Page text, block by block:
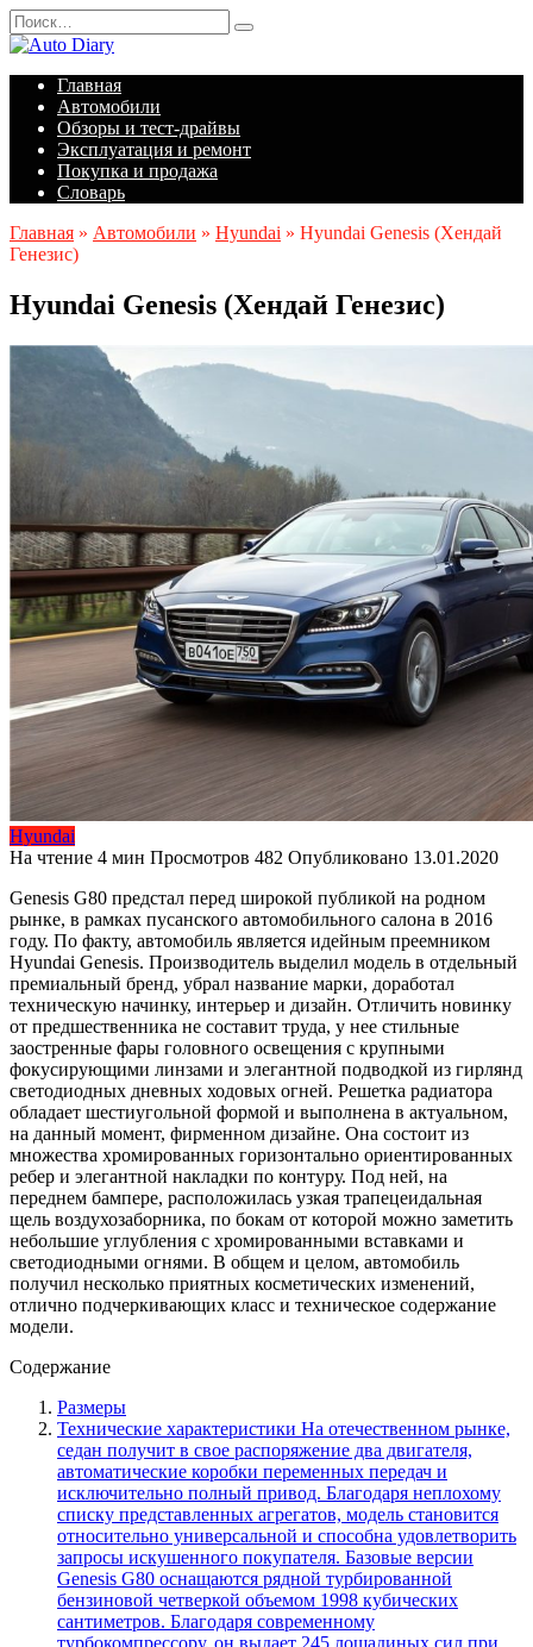
Перейти
к
содержанию
Search
for:
Главная
Автомобили
Обзоры и тест-драйвы
Эксплуатация и ремонт
Покупка и продажа
Словарь
Главная » Автомобили » Hyundai » Hyundai Genesis (Хендай
Генезис)
Hyundai Genesis (Хендай Генезис)
Hyundai
На чтение 4 мин Просмотров 482 Опубликовано 13.01.2020
Genesis G80 предстал перед широкой публикой на родном
рынке, в рамках пусанского автомобильного салона в 2016
году. По факту, автомобиль является идейным преемником
Hyundai Genesis. Производитель выделил модель в отдельный
премиальный бренд, убрал название марки, доработал
техническую начинку, интерьер и дизайн. Отличить новинку
от предшественника не составит труда, у нее стильные
заостренные фары головного освещения с крупными
фокусирующими линзами и элегантной подводкой из гирлянд
светодиодных дневных ходовых огней. Решетка радиатора
обладает шестиугольной формой и выполнена в актуальном,
на данный момент, фирменном дизайне. Она состоит из
множества хромированных горизонтально ориентированных
ребер и элегантной накладки по контуру. Под ней, на
переднем бампере, расположилась узкая трапецеидальная
щель воздухозаборника, по бокам от которой можно заметить
небольшие углубления с хромированными вставками и
светодиодными огнями. В общем и целом, автомобиль
получил несколько приятных косметических изменений,
отлично подчеркивающих класс и техническое содержание
модели.
Содержание
Размеры
Технические характеристики На отечественном рынке,
седан получит в свое распоряжение два двигателя,
автоматические коробки переменных передач и
исключительно полный привод. Благодаря неплохому
списку представленных агрегатов, модель становится
относительно универсальной и способна удовлетворить
запросы искушенного покупателя. Базовые версии
Genesis G80 оснащаются рядной турбированной
бензиновой четверкой объемом 1998 кубических
сантиметров. Благодаря современному
турбокомпрессору, он выдает 245 лошадиных сил при